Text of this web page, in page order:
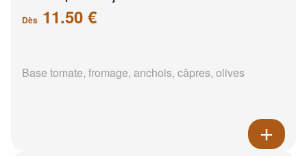
Dès 11.50 €
Base tomate, fromage, anchois, câpres, olives